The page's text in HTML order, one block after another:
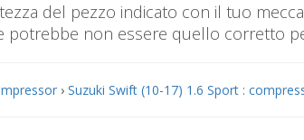
del pezzo indicato con il tuo
potrebbe non essere quello corretto
› Suzuki Swift (10-17) 1.6 Sport :